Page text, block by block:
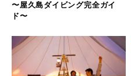
〜屋久島ダイビング完全ガイ
ド〜